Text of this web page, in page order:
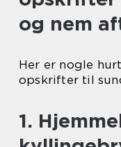
og nem
Her er nogle
opskrifter til
1.